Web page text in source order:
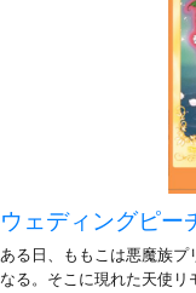
ウェディングピー
ある日、ももこは悪魔族プ
なる。そこに現れた天使リ